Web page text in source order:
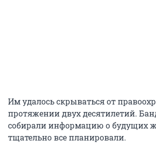
Им удалось скрываться от
протяжении двух десятилетий.
собирали информацию о будущих
тщательно все планировали.